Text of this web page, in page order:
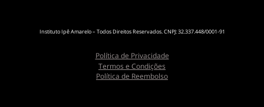
Instituto Ipê Amarelo – Todos Direitos Reservados. CNPJ: 32.337.448/0001-91
Política de Privacidade
Termos e Condições
Política de Reembolso